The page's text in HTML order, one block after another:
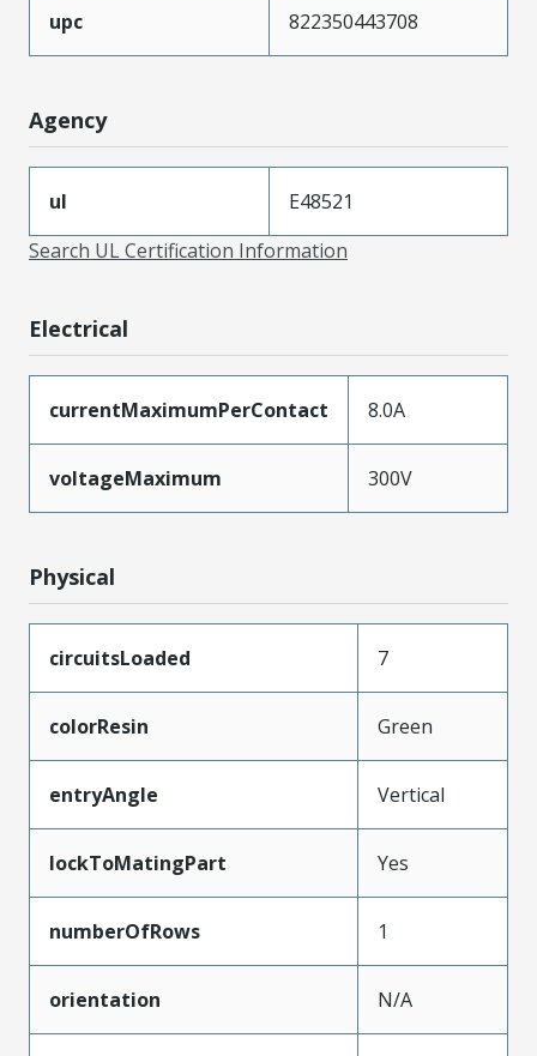
upc 822350443708
Agency
ul
E48521
Search UL Certification Information
Electrical
currentMaximumPerContact 8.0A
voltageMaximum 300V
Physical
circuitsLoaded 7
colorResin Green
entryAngle Vertical
lockToMatingPart Yes
numberOfRows 1
orientation N/A